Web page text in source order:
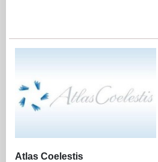
Atlas Coelestis